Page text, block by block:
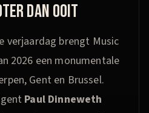
DAN OOIT
verjaardag brengt Music
2026 een monumentale
Gent en Brussel.
Paul Dinneweth